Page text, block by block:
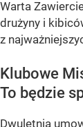
Warta
drużyny i
z
Klubowe
To będzie
Dwuletnia